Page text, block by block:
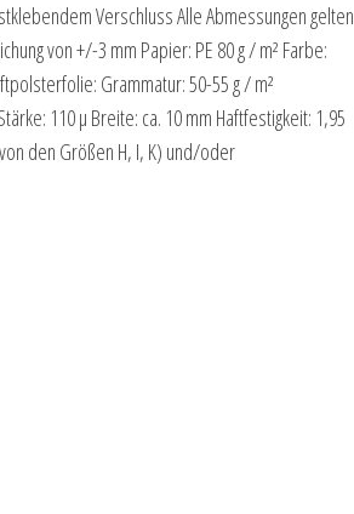
Verschluss Alle Abmessungen gelten
von +/-3 mm Papier: PE 80 g / m² Farbe:
Grammatur: 50-55 g / m²
110 µ Breite: ca. 10 mm Haftfestigkeit: 1,95
den Größen H, I, K) und/oder